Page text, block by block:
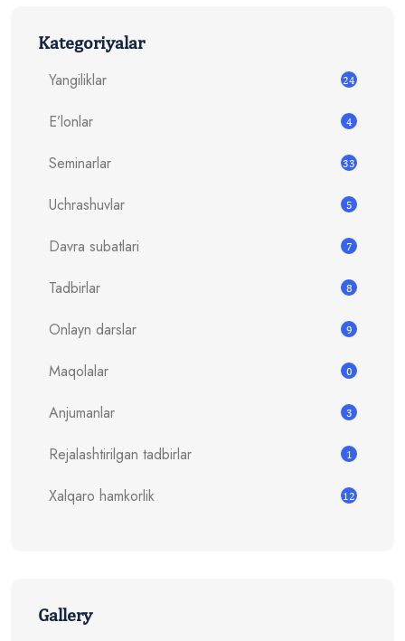
Kategoriyalar
Yangiliklar
24
E’lonlar 4
Seminarlar 33
Uchrashuvlar 5
Davra subatlari 7
Tadbirlar 8
Onlayn darslar 9
Maqolalar 0
Anjumanlar 3
Rejalashtirilgan tadbirlar 1
Xalqaro hamkorlik 12
Gallery